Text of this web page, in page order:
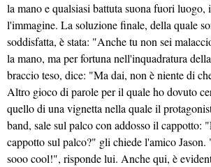
la mano e qualsiasi battuta suona fuori luogo,
l'immagine. La soluzione finale, della quale
soddisfatta, è stata: "Anche tu non sei
la mano, ma per fortuna nell'inquadratura
braccio teso, dice: "Ma dai, non è niente di
Altro gioco di parole per il quale ho dovuto
quello di una vignetta nella quale il
band, sale sul palco con addosso il cappotto:
cappotto sul palco?" gli chiede l'amico
sooo cool!", risponde lui. Anche qui, è